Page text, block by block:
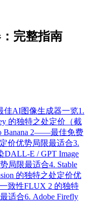
完整指南
佳AI图像生成器一览1.
的独特之处定价（截
Banana 2——最佳免费
定价优势局限最适合3.
DALL-E / GPT Image
局限最适合4. Stable
的独特之处定价优
致性FLUX 2 的独特
最适合6. Adobe Firefly